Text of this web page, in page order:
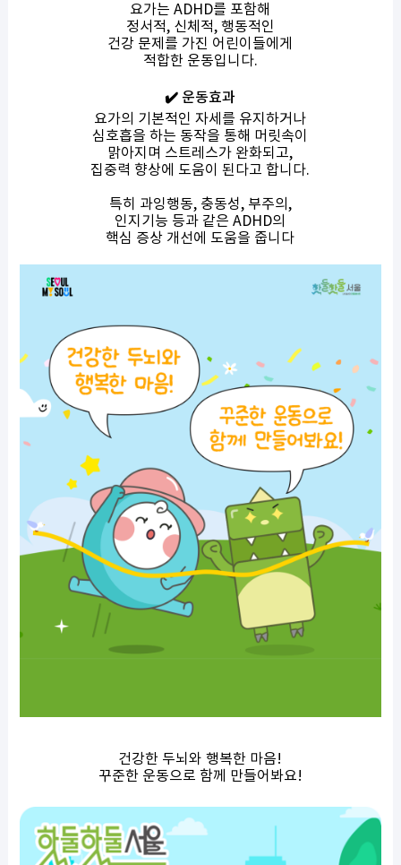
요가는 ADHD를 포함해
정서적, 신체적, 행동적인
건강 문제를 가진 어린이들에게
적합한 운동입니다.
✔️ 운동효과
요가의 기본적인 자세를 유지하거나
심호흡을 하는 동작을 통해 머릿속이
맑아지며 스트레스가 완화되고,
집중력 향상에 도움이 된다고 합니다.
특히 과잉행동, 충동성, 부주의,
인지기능 등과 같은 ADHD의
핵심 증상 개선에 도움을 줍니다
건강한 두뇌와 행복한 마음!
꾸준한 운동으로 함께 만들어봐요!